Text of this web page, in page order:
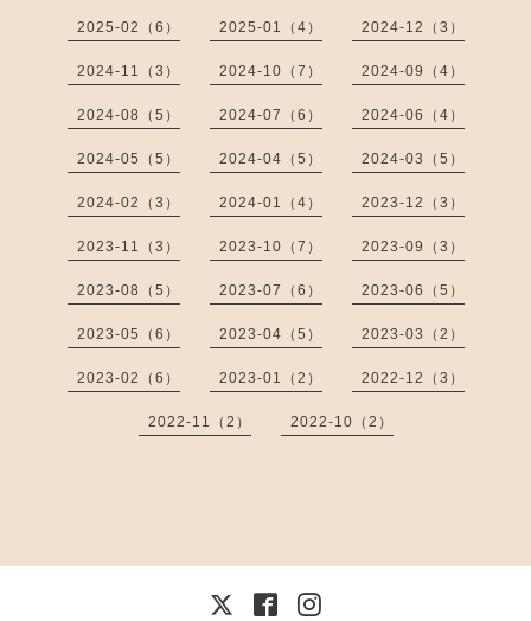
2025-02（6） 2025-01（4） 2024-12（3）
2024-11（3） 2024-10（7） 2024-09（4）
2024-08（5） 2024-07（6） 2024-06（4）
2024-05（5） 2024-04（5） 2024-03（5）
2024-02（3） 2024-01（4） 2023-12（3）
2023-11（3） 2023-10（7） 2023-09（3）
2023-08（5） 2023-07（6） 2023-06（5）
2023-05（6） 2023-04（5） 2023-03（2）
2023-02（6） 2023-01（2） 2022-12（3）
2022-11（2） 2022-10（2）